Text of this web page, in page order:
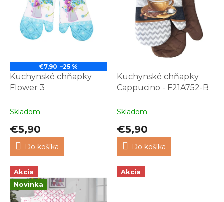
€7,90 –25 %
Kuchynské chňapky
Flower 3
Skladom
€5,90
Do košíka
Kuchynské chňapky
Cappucino - F21A752-B
Skladom
€5,90
Do košíka
Akcia
Novinka
Akcia